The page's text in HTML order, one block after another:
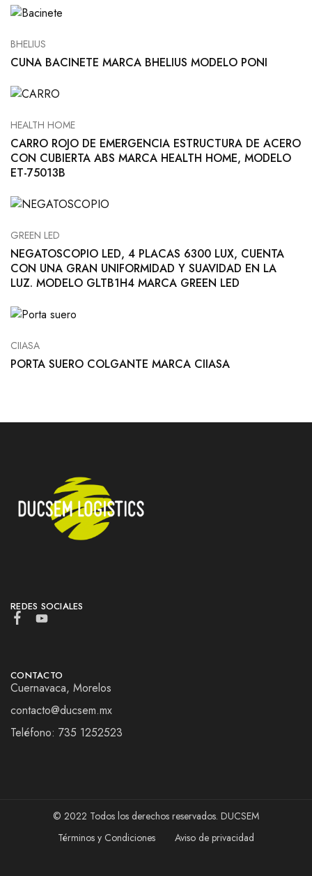
BHELIUS
CUNA BACINETE MARCA BHELIUS MODELO PONI
HEALTH HOME
CARRO ROJO DE EMERGENCIA ESTRUCTURA DE ACERO
CON CUBIERTA ABS MARCA HEALTH HOME, MODELO
ET-75013B
GREEN LED
NEGATOSCOPIO LED, 4 PLACAS 6300 LUX, CUENTA
CON UNA GRAN UNIFORMIDAD Y SUAVIDAD EN LA
LUZ. MODELO GLTB1H4 MARCA GREEN LED
CIIASA
PORTA SUERO COLGANTE MARCA CIIASA
REDES SOCIALES
CONTACTO
Cuernavaca, Morelos
contacto@ducsem.mx
Teléfono: 735 1252523
© 2022 Todos los derechos reservados. DUCSEM
Términos y Condiciones
Aviso de privacidad